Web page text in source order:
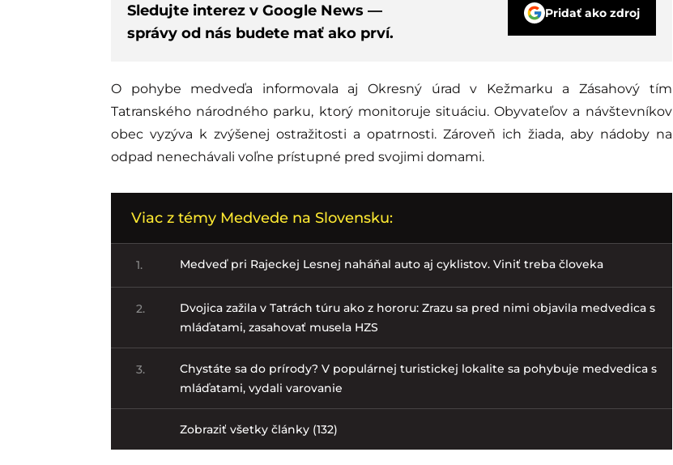
Sledujte interez v Google News —
správy od nás budete mať ako prví.
Pridať ako zdroj
O pohybe medveďa informovala aj Okresný úrad v Kežmarku a Zásahový tím
Tatranského národného parku, ktorý monitoruje situáciu. Obyvateľov a návštevníkov
obec vyzýva k zvýšenej ostražitosti a opatrnosti. Zároveň ich žiada, aby nádoby na
odpad nenechávali voľne prístupné pred svojimi domami.
Viac z témy Medvede na Slovensku:
1. Medveď pri Rajeckej Lesnej naháňal auto aj cyklistov. Viniť treba človeka
2.
Dvojica zažila v Tatrách túru ako z hororu: Zrazu sa pred nimi objavila medvedica s
mláďatami, zasahovať musela HZS
3.
Chystáte sa do prírody? V populárnej turistickej lokalite sa pohybuje medvedica s
mláďatami, vydali varovanie
Zobraziť všetky články (132)